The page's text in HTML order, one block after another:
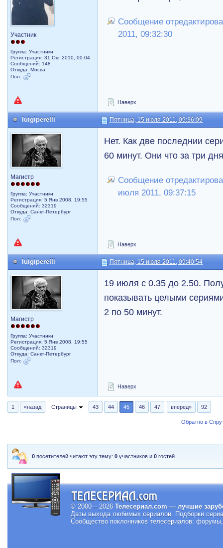
Участник
Группа: Участники
Регистрация: 31 Окт 2010, 00:04
Сообщений: 148
Откуда: Мосва
Пол:
Сообщение
2011, 09:32:30
Наверх
luigiperelli Пятница, 15 июля 2011, 09:36:09
Магистр
Группа: Участники
Регистрация: 5 Янв 2008, 19:55
Сообщений: 32319
Откуда: Санкт-Петербург
Пол:
Нет. Как две последнии
60 минут. Они что за три
Сообщение
июля 2011, 09:37:15
Наверх
luigiperelli Пятница, 15 июля 2011, 09:40:54
Магистр
Группа: Участники
Регистрация: 5 Янв 2008, 19:55
Сообщений: 32319
Откуда: Санкт-Петербург
Пол:
19 июля с 0.35 до 2.50.
показывать целыми
2 по 50 минут.
Наверх
1 «назад Страницы 43 44 45 46 47 вперед» 92
Обратно в
0 посетителей читают эту тему:0 участников и0 гостей
© 2000 – 2026 Телесериал.com — лучшие
Даты выхода любимых сериалов. Подборки
Сообщество поклонников телесериалов: